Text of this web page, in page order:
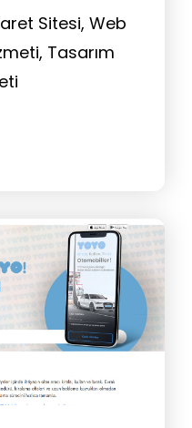
Sitesi, Web
Tasarım